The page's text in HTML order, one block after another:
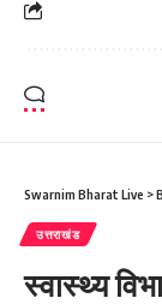
Swarnim Bharat Live >
उत्तराखंड
स्वास्थ्य